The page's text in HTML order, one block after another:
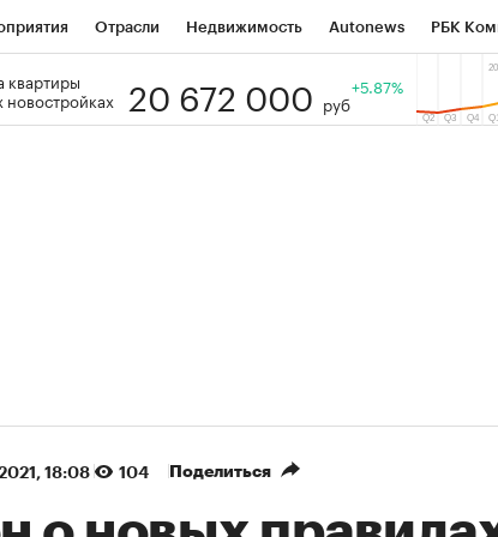
Отрасли Недвижимость Autonews РБК
РБК Образование Тренды
квартиры
новостройках
20 672 000 руб
+5.87%
18:08 104 Поделиться